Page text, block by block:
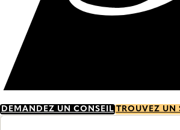
DEMANDEZ UN CONSEIL TROUVEZ UN